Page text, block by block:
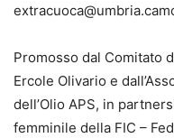
Promosso dal Comitato
Ercole Olivario e
dell’Olio APS, in
femminile della FIC –